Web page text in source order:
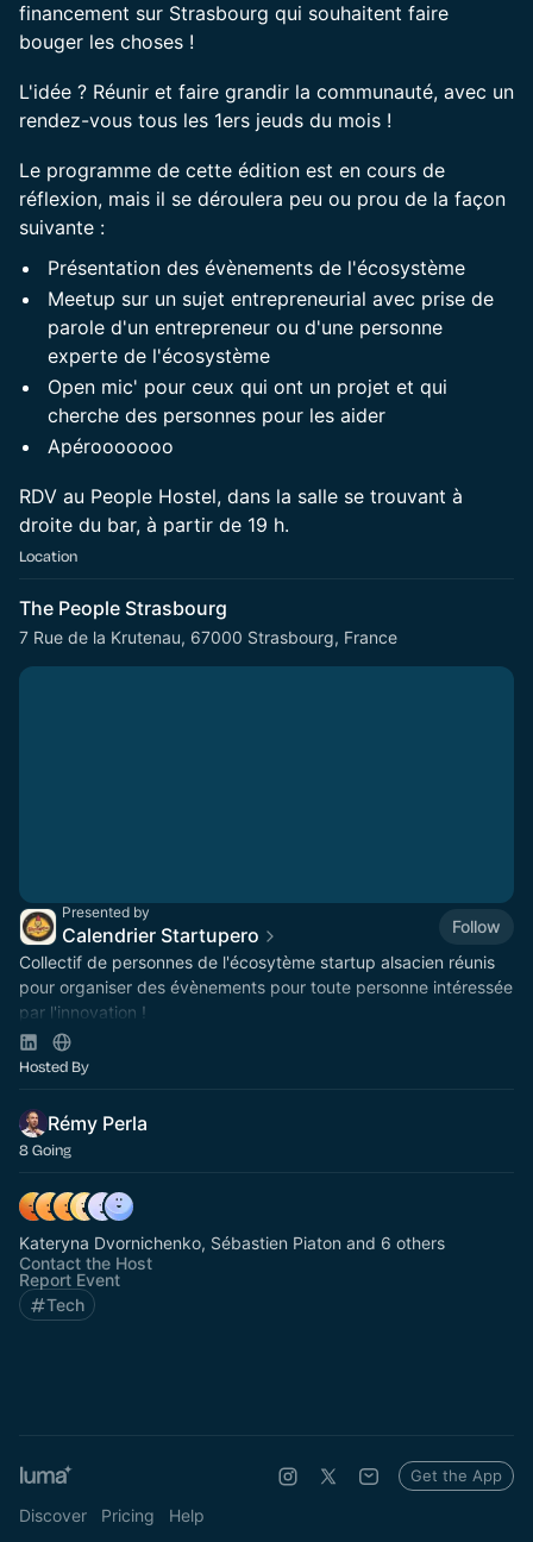
financement sur Strasbourg qui souhaitent faire
bouger les choses !
L'idée ? Réunir et faire grandir la communauté, avec un
rendez-vous tous les 1ers jeuds du mois !
Le programme de cette édition est en cours de
réflexion, mais il se déroulera peu ou prou de la façon
suivante :
Présentation des évènements de l'écosystème
Meetup sur un sujet entrepreneurial avec prise de
parole d'un entrepreneur ou d'une personne
experte de l'écosystème
Open mic' pour ceux qui ont un projet et qui
cherche des personnes pour les aider
Apérooooooo
​RDV au People Hostel, dans la salle se trouvant à
droite du bar, à partir de 19 h.
Location
The People Strasbourg
7 Rue de la Krutenau, 67000 Strasbourg, France
Presented by
Calendrier Startupero
Follow
Collectif de personnes de l'écosytème startup alsacien réunis
pour organiser des évènements pour toute personne intéressée
par l'innovation !
Rejoignez nous ! :
Hosted By
Rémy Perla
8 Going
Kateryna Dvornichenko, Sébastien Piaton and 6 others
Contact the Host
Report Event
Tech
Discover Pricing Help
Get the App